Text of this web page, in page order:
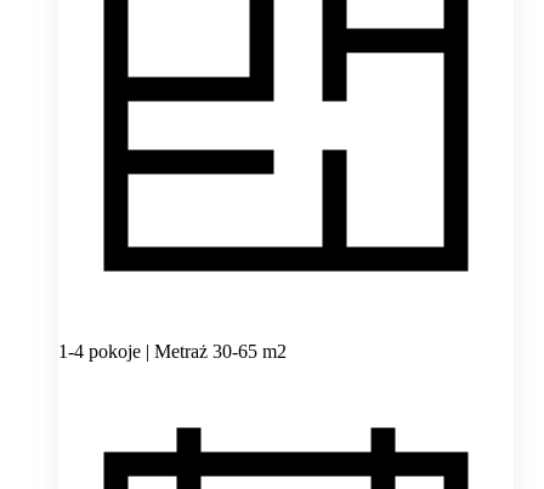
1-4 pokoje | Metraż 30-65 m2